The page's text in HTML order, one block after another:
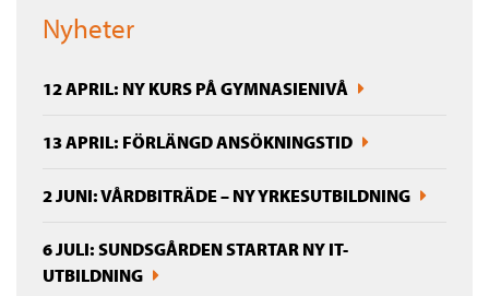
Nyheter
12 APRIL: NY KURS PÅ GYMNASIENIVÅ
13 APRIL: FÖRLÄNGD ANSÖKNINGSTID
2 JUNI: VÅRDBITRÄDE – NY YRKESUTBILDNING
6 JULI: SUNDSGÅRDEN STARTAR NY IT-
UTBILDNING